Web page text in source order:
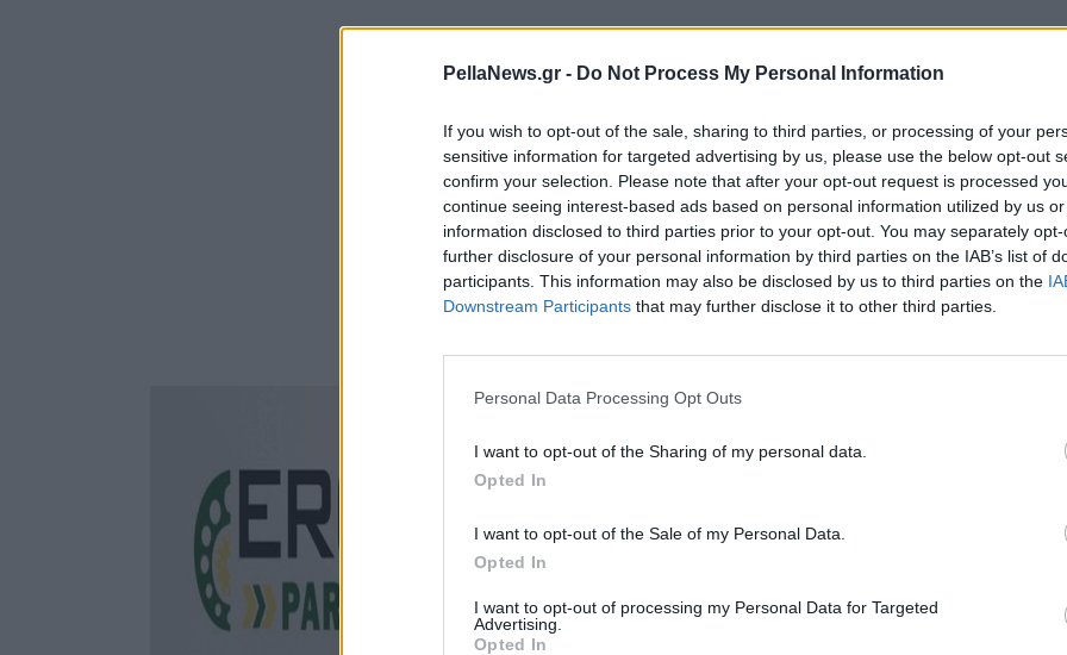
PellaNews.gr - Do Not Process My Personal Information
If you wish to opt-out of the sale, sharing to third parties, or processing of your
sensitive information for targeted advertising by us, please use the below opt-out
confirm your selection. Please note that after your opt-out request is processed
continue seeing interest-based ads based on personal information utilized by us
information disclosed to third parties prior to your opt-out. You may separately
further disclosure of your personal information by third parties on the IAB’s list of
participants. This information may also be disclosed by us to third parties on the
Downstream Participants that may further disclose it to other third parties.
Personal Data Processing Opt Outs
I want to opt-out of the Sharing of my personal data.
Opted In
I want to opt-out of the Sale of my Personal Data.
Opted In
I want to opt-out of processing my Personal Data for Targeted
Advertising.
Opted In